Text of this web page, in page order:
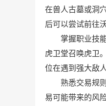
在兽人古墓或洞
后可以尝试前往
掌握职业技
虎卫堂召唤虎卫
位在遇到强大敌
熟悉交易规
易可能带来的风